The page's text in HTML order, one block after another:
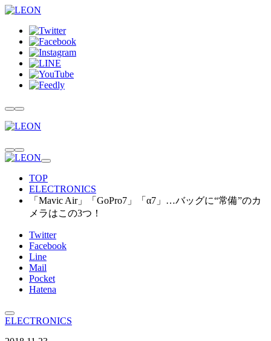
TOP
ELECTRONICS
「Mavic Air」「GoPro7」「α7」…バッグに“常備”のカ
メラはこの3つ！
Twitter
Facebook
Line
Mail
Pocket
Hatena
ELECTRONICS